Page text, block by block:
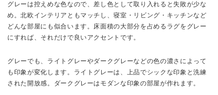
グレーは控えめな色なので、差し色として取り入れると失敗が少な
め。北欧インテリアともマッチし、寝室・リビング・キッチンなど
どんな部屋にも似合います。 床面積の大部分を占めるラグをグレー
にすれば、それだけで良いアクセントです。
グレーでも、ライトグレーやダークグレーなどの色の濃さによって
も印象が変化します。ライトグレーは、上品でシックな印象と洗練
された開放感。ダークグレーはモダンな印象の部屋が作れます。